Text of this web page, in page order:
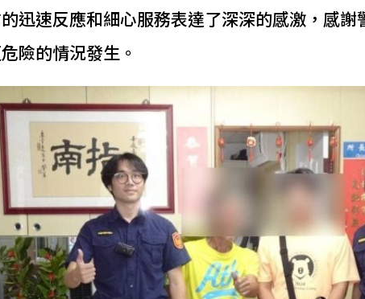
迅速反應和細心服務表達了深深的感激，感
險的情況發生。